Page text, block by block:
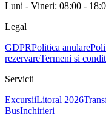
Luni - Vineri: 08:00 -
Legal
GDPRPolitica anulare
rezervareTermeni si
Servicii
ExcursiiLitoral 2026
BusInchirieri